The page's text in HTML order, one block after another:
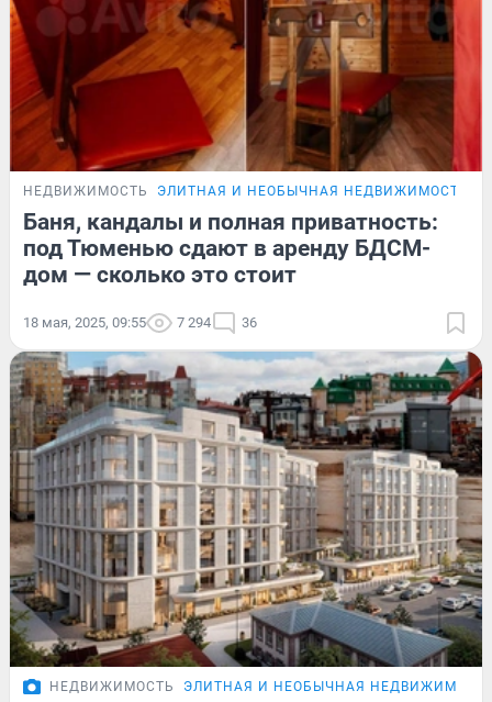
НЕДВИЖИМОСТЬ ЭЛИТНАЯ И НЕОБЫЧНАЯ НЕДВИЖИМОСТЬ
Баня, кандалы и полная приватность:
под Тюменью сдают в аренду БДСМ-
дом — сколько это стоит
18 мая, 2025, 09:55 7 294 36
НЕДВИЖИМОСТЬ ЭЛИТНАЯ И НЕОБЫЧНАЯ